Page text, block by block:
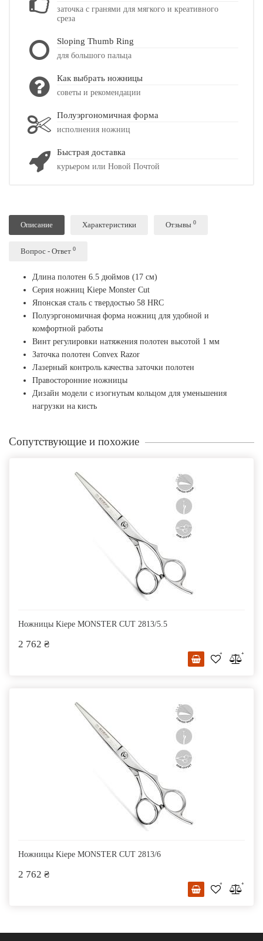
заточка с гранями для мягкого и креативного
среза
Sloping Thumb Ring
для большого пальца
Как выбрать ножницы
советы и рекомендации
Полуэргономичная форма
исполнения ножниц
Быстрая доставка
курьером или Новой Почтой
Описание Характеристики Отзывы 0
Вопрос - Ответ 0
Длина полотен 6.5 дюймов (17 см)
Серия ножниц Kiepe Monster Cut
Японская сталь с твердостью 58 HRC
Полуэргономичная форма ножниц для удобной и
комфортной работы
Винт регулировки натяжения полотен высотой 1 мм
Заточка полотен Convex Razor
Лазерный контроль качества заточки полотен
Правосторонние ножницы
Дизайн модели с изогнутым кольцом для уменьшения
нагрузки на кисть
Сопутствующие и похожие
Ножницы Kiepe MONSTER CUT 2813/5.5
2 762 ₴
Ножницы Kiepe MONSTER CUT 2813/6
2 762 ₴